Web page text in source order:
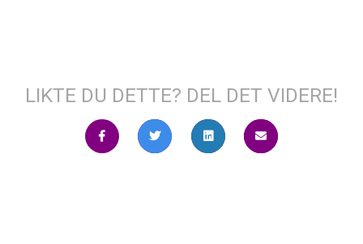
LIKTE DU DETTE? DEL DET VIDERE!